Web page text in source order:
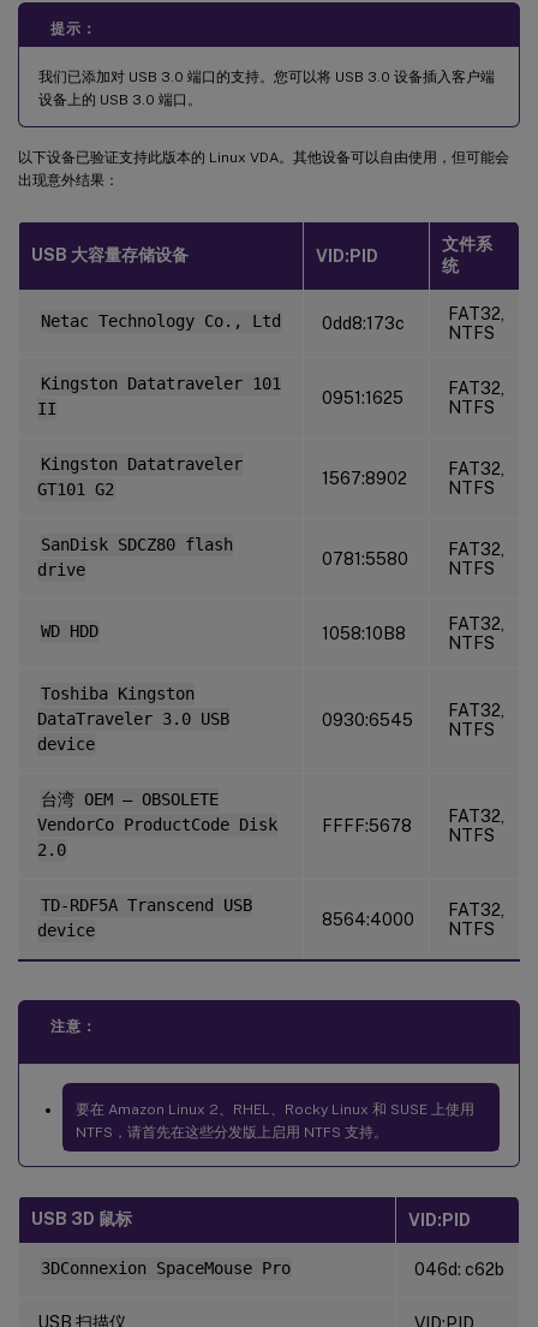
提示：
我们已添加对 USB 3.0 端口的支持。您可以将 USB 3.0 设备插入客户端
设备上的 USB 3.0 端口。
以下设备已验证支持此版本的 Linux VDA。其他设备可以自由使用，但可能会
出现意外结果：
USB 大容量存储设备 VID:PID
文件系
统
Netac Technology Co., Ltd 0dd8:173c
FAT32,
NTFS
Kingston Datatraveler 101
II
0951:1625
FAT32,
NTFS
Kingston Datatraveler
GT101 G2
1567:8902
FAT32,
NTFS
SanDisk SDCZ80 flash
drive
0781:5580
FAT32,
NTFS
WD HDD 1058:10B8
FAT32,
NTFS
Toshiba Kingston
DataTraveler 3.0 USB
device
0930:6545
FAT32,
NTFS
台湾 OEM – OBSOLETE
VendorCo ProductCode Disk
2.0
FFFF:5678
FAT32,
NTFS
TD-RDF5A Transcend USB
device
8564:4000
FAT32,
NTFS
注意：
要在 Amazon Linux 2、RHEL、Rocky Linux 和 SUSE 上使用
NTFS，请首先在这些分发版上启用 NTFS 支持。
USB 3D 鼠标 VID:PID
3DConnexion SpaceMouse Pro 046d: c62b
USB 扫描仪 VID:PID